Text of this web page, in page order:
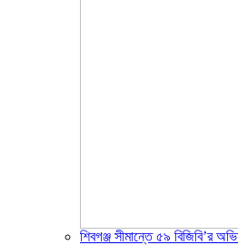
শিবগঞ্জ সীমান্তে ৫৯ বিজিবি’র